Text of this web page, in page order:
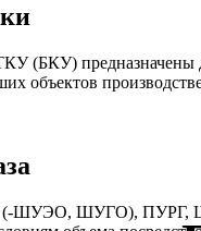
(БКУ) предназначены
объектов
(-ШУЭО, ШУГО), ПУРГ,